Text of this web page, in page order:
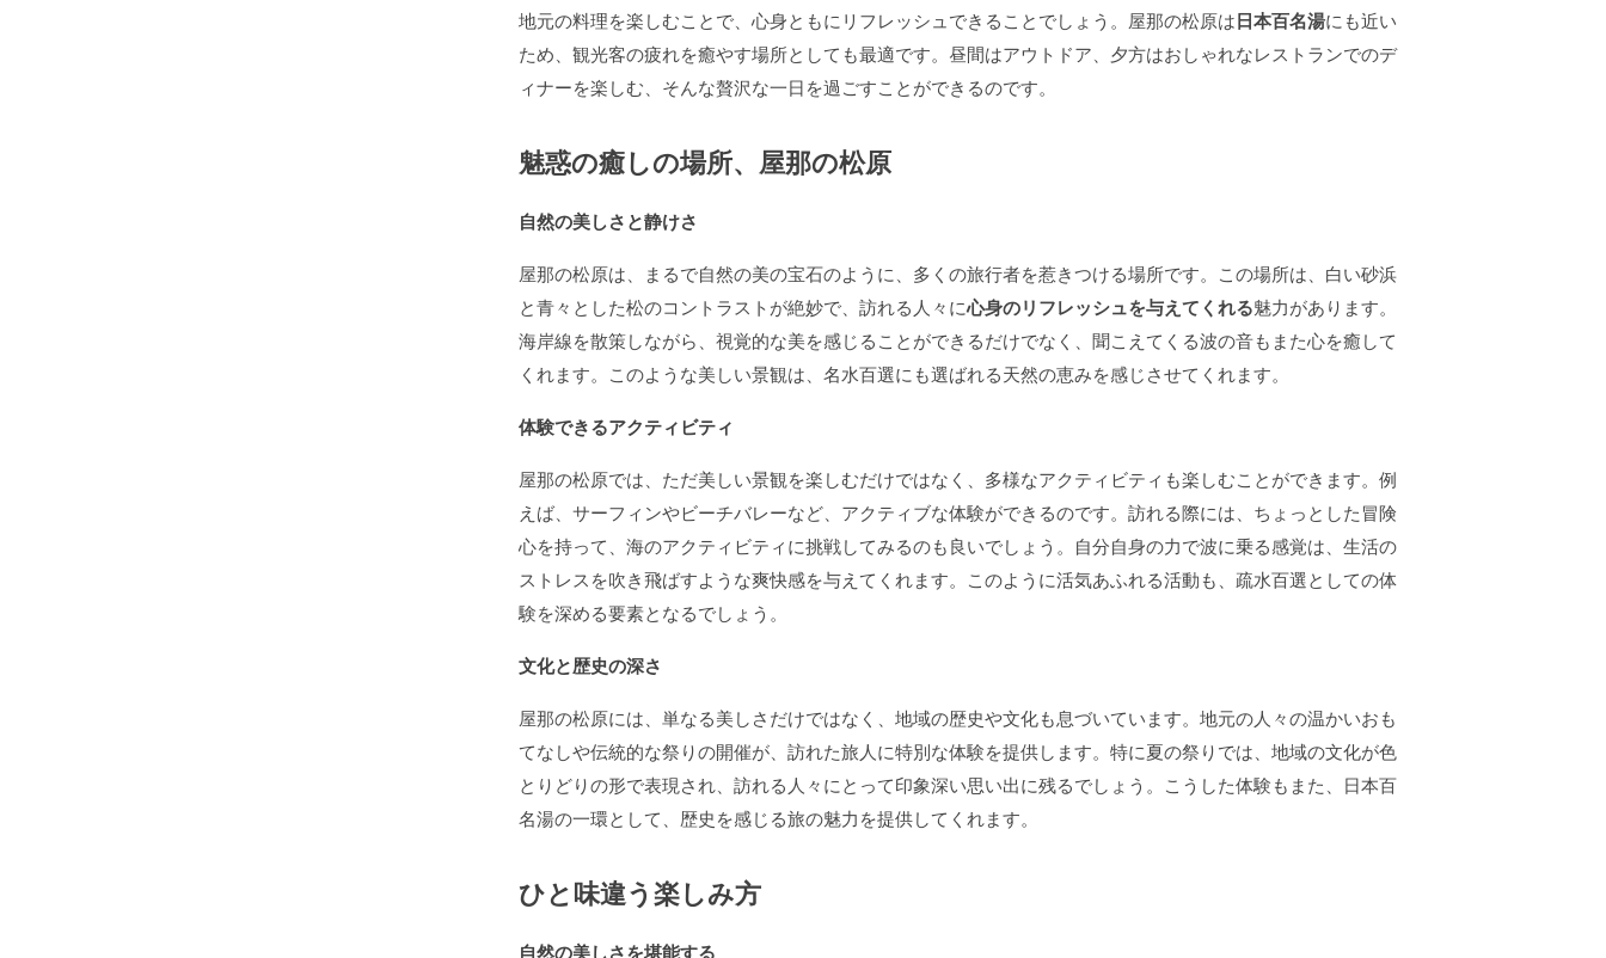
地元の料理を楽しむことで、心身ともにリフレッシュできることでしょう。屋那の松原は日本百名湯にも近い
ため、観光客の疲れを癒やす場所としても最適です。昼間はアウトドア、夕方はおしゃれなレストランでのデ
ィナーを楽しむ、そんな贅沢な一日を過ごすことができるのです。
魅惑の癒しの場所、屋那の松原
自然の美しさと静けさ
屋那の松原は、まるで自然の美の宝石のように、多くの旅行者を惹きつける場所です。この場所は、白い砂浜
と青々とした松のコントラストが絶妙で、訪れる人々に心身のリフレッシュを与えてくれる魅力があります。
海岸線を散策しながら、視覚的な美を感じることができるだけでなく、聞こえてくる波の音もまた心を癒して
くれます。このような美しい景観は、名水百選にも選ばれる天然の恵みを感じさせてくれます。
体験できるアクティビティ
屋那の松原では、ただ美しい景観を楽しむだけではなく、多様なアクティビティも楽しむことができます。例
えば、サーフィンやビーチバレーなど、アクティブな体験ができるのです。訪れる際には、ちょっとした冒険
心を持って、海のアクティビティに挑戦してみるのも良いでしょう。自分自身の力で波に乗る感覚は、生活の
ストレスを吹き飛ばすような爽快感を与えてくれます。このように活気あふれる活動も、疏水百選としての体
験を深める要素となるでしょう。
文化と歴史の深さ
屋那の松原には、単なる美しさだけではなく、地域の歴史や文化も息づいています。地元の人々の温かいおも
てなしや伝統的な祭りの開催が、訪れた旅人に特別な体験を提供します。特に夏の祭りでは、地域の文化が色
とりどりの形で表現され、訪れる人々にとって印象深い思い出に残るでしょう。こうした体験もまた、日本百
名湯の一環として、歴史を感じる旅の魅力を提供してくれます。
ひと味違う楽しみ方
自然の美しさを堪能する